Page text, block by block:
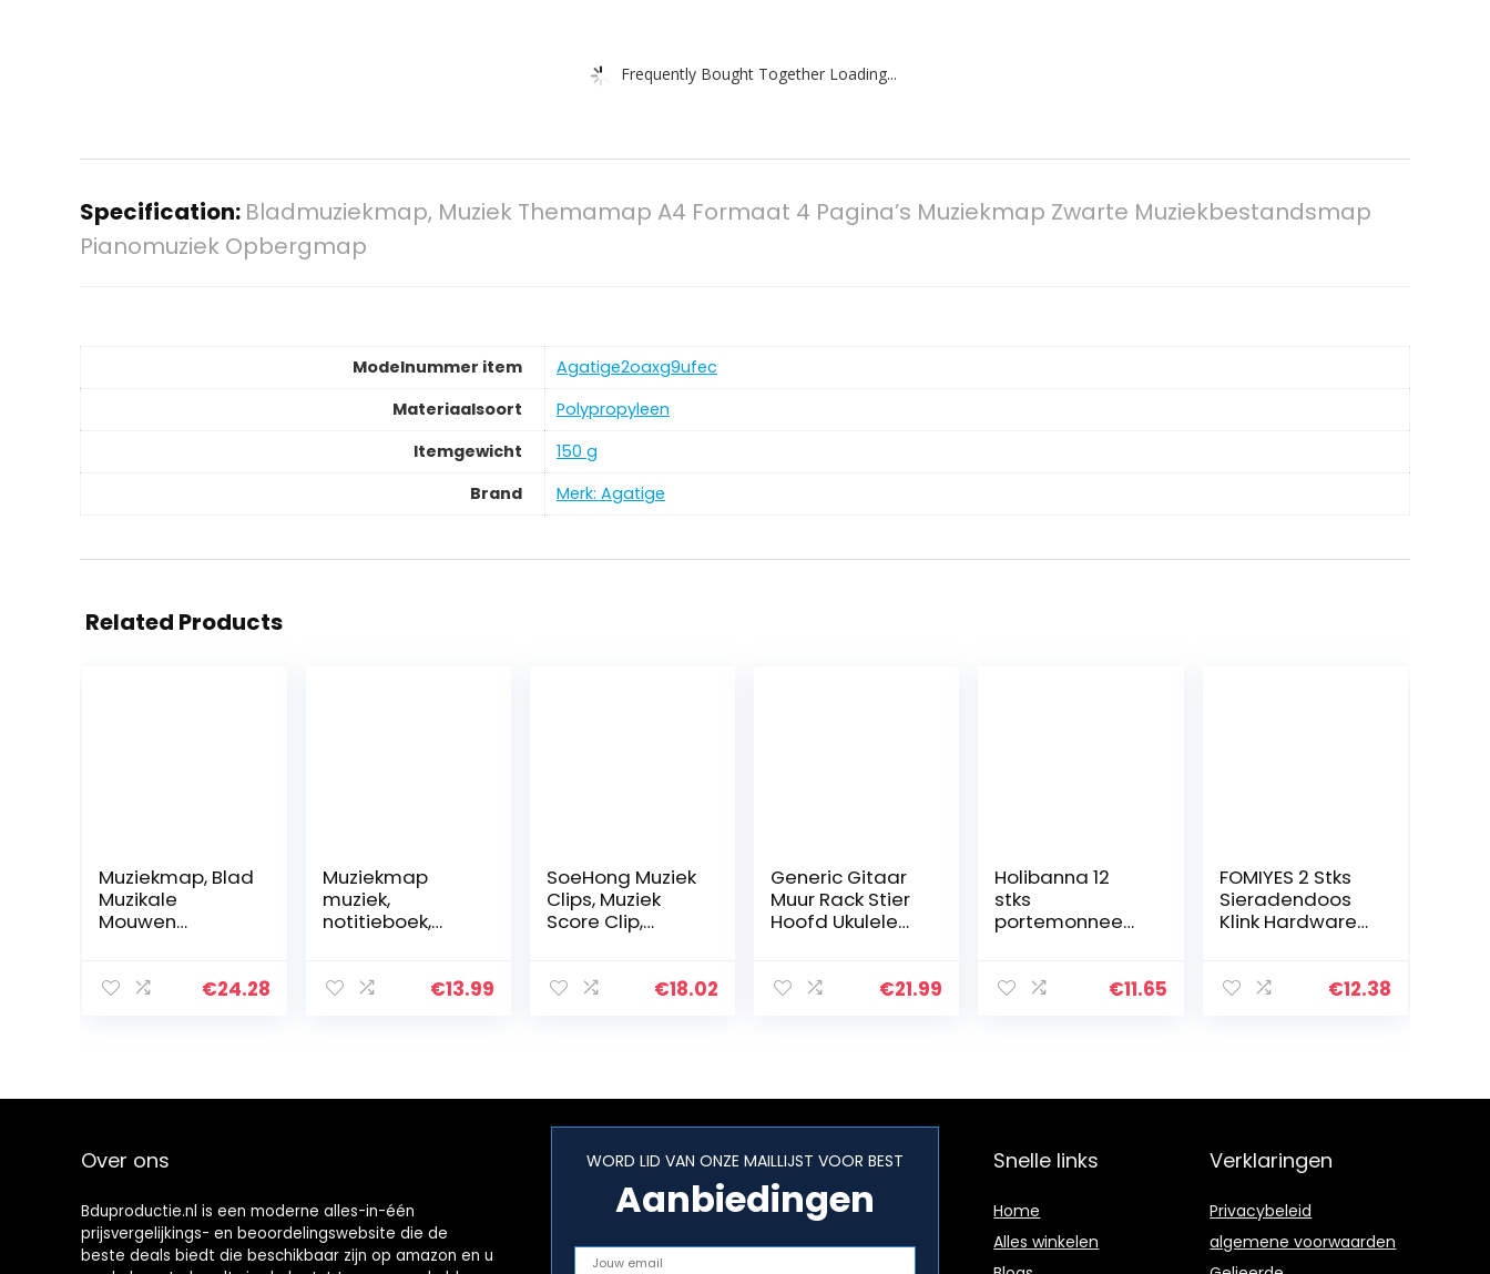
Frequently Bought Together Loading...
Specification: Bladmuziekmap, Muziek Themamap A4 Formaat 4 Pagina’s Muziekmap Zwarte Muziekbestandsmap
Pianomuziek Opbergmap
Modelnummer item
‎Agatige2oaxg9ufec
Materiaalsoort
‎Polypropyleen
Itemgewicht
‎150 g
Brand
Merk: Agatige
Related Products
Muziekmap, Blad
Muzikale
Mouwen
Binder Blad€24.28
Muziekmap
muziek,
notitieboek,
muziekblad,€13.99
SoeHong Muziek
Clips, Muziek
Score Clip,
Boek Blad Clip
€18.02
Generic Gitaar
Muur Rack Stier
Hoofd Ukulele
Gitaar Opslag
€21.99
Holibanna 12
stks
portemonnee
lederen
handtas…
€11.65
FOMIYES 2 Stks
Sieradendoos
Klink Hardware
Hasp voor
€12.38
Over ons
Bduproductie.nl is een moderne alles-in-één
prijsvergelijkings- en beoordelingswebsite die de
beste deals biedt die beschikbaar zijn op amazon en u
WORD LID VAN ONZE MAILLIJST VOOR BEST
Aanbiedingen
Snelle links
Home
Alles winkelen
Verklaringen
Privacybeleid
algemene voorwaarden